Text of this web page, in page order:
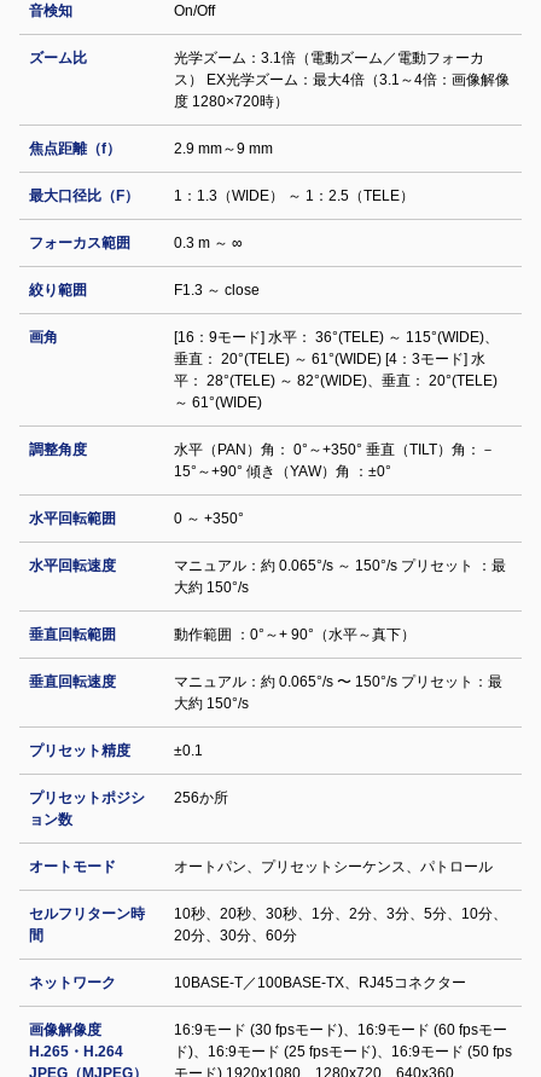
音検知 On/Off
ズーム比
光学ズーム：3.1倍（電動ズーム／電動フォーカ
ス） EX光学ズーム：最大4倍（3.1～4倍：画像解像
度 1280×720時）
焦点距離（f） 2.9 mm～9 mm
最大口径比（F） 1：1.3（WIDE） ～ 1：2.5（TELE）
フォーカス範囲 0.3 m ～ ∞
絞り範囲 F1.3 ～ close
画角
[16：9モード] 水平： 36°(TELE) ～ 115°(WIDE)、
垂直： 20°(TELE) ～ 61°(WIDE) [4：3モード] 水
平： 28°(TELE) ～ 82°(WIDE)、垂直： 20°(TELE)
～ 61°(WIDE)
調整⾓度
水平（PAN）角： 0°～+350° 垂直（TILT）角：－
15°～+90° 傾き（YAW）角 ：±0°
水平回転範囲 0 ～ +350°
水平回転速度
マニュアル：約 0.065°/s ～ 150°/s プリセット ：最
大約 150°/s
垂直回転範囲 動作範囲 ：0°～+ 90°（水平～真下）
垂直回転速度
マニュアル：約 0.065°/s 〜 150°/s プリセット：最
大約 150°/s
プリセット精度 ±0.1
プリセットポジシ
ョン数
256か所
オートモード オートパン、プリセットシーケンス、パトロール
セルフリターン時
間
10秒、20秒、30秒、1分、2分、3分、5分、10分、
20分、30分、60分
ネットワーク 10BASE-T／100BASE-TX、RJ45コネクター
画像解像度
H.265・H.264
JPEG（MJPEG）
16:9モード (30 fpsモード)、16:9モード (60 fpsモー
ド)、16:9モード (25 fpsモード)、16:9モード (50 fps
モード) 1920x1080、1280x720、640x360、